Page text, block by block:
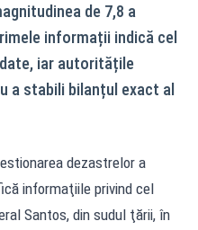
de 7,8 a
informații indică cel
iar autoritățile
a stabili bilanțul exact al
dezastrelor a
informaţiile privind cel
Santos, din sudul ţării, în